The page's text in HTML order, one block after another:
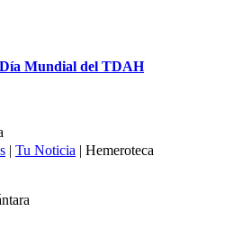
Día Mundial del TDAH
| Tu Noticia | Hemeroteca